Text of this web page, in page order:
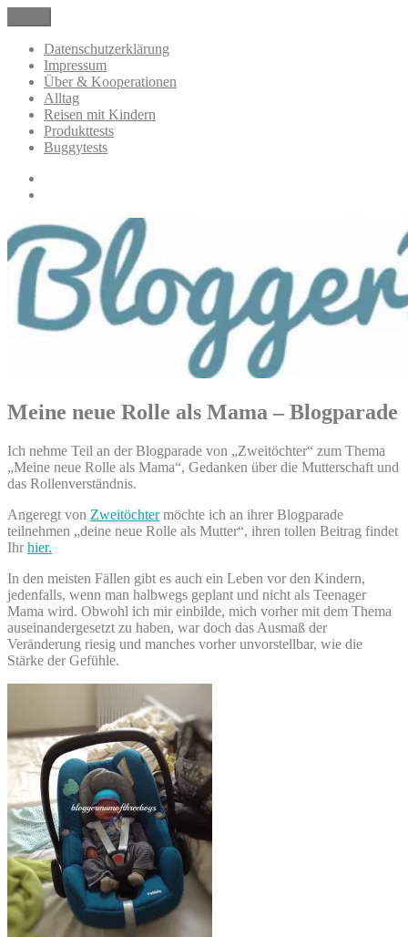
Inhalt
springen
BloggerMumOf3Boys Mamablog
Mamablog über das Leben mit drei Kindern mit Produkttests und
Alltagsthemen
Datenschutzerklärung
Impressum
Über & Kooperationen
Alltag
Reisen mit Kindern
Produkttests
Buggytests
Meine neue Rolle als Mama – Blogparade
Ich nehme Teil an der Blogparade von „Zweitöchter“ zum Thema
„Meine neue Rolle als Mama“, Gedanken über die Mutterschaft und
das Rollenverständnis.
Angeregt von Zweitöchtermöchte ich an ihrer Blogparade
teilnehmen „deine neue Rolle als Mutter“, ihren tollen Beitrag findet
Ihrhier.
In den meisten Fällen gibt es auch ein Leben vor den Kindern,
jedenfalls, wenn man halbwegs geplant und nicht als Teenager
Mama wird. Obwohl ich mir einbilde, mich vorher mit dem Thema
auseinandergesetzt zu haben, war doch das Ausmaß der
Veränderung riesig und manches vorher unvorstellbar, wie die
Stärke der Gefühle.